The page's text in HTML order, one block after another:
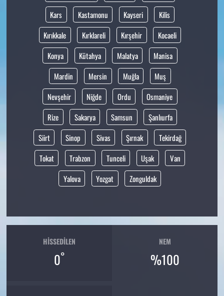
Kars
Kastamonu Kayseri
Kilis
Kırıkkale
Kırklareli Kırşehir
Kocaeli
Konya
Kütahya Malatya
Manisa
Mardin
Mersin Muğla
Muş
Nevşehir
Niğde Ordu
Osmaniye
Rize
Sakarya Samsun
Şanlıurfa
Siirt
Sinop Sivas Şırnak
Tekirdağ
Tokat
Trabzon Tunceli Uşak
Van
Yalova
Yozgat Zonguldak
HISSEDILEN
0°
NEM
%100